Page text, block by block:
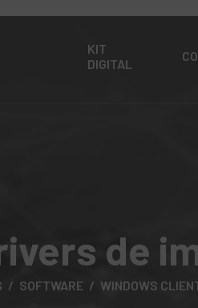
KIT
DIGITAL
de
SOFTWARE WINDOWS